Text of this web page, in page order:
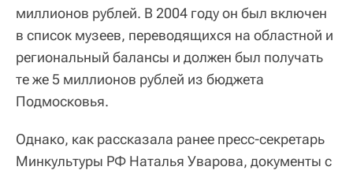
миллионов рублей. В 2004 году он был включен
в список музеев, переводящихся на областной и
региональный балансы и должен был получать
те же 5 миллионов рублей из бюджета
Подмосковья.
Однако, как рассказала ранее пресс-секретарь
Минкультуры РФ Наталья Уварова, документы с